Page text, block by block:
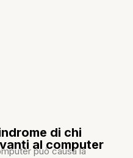
di chi
al computer
può causa la